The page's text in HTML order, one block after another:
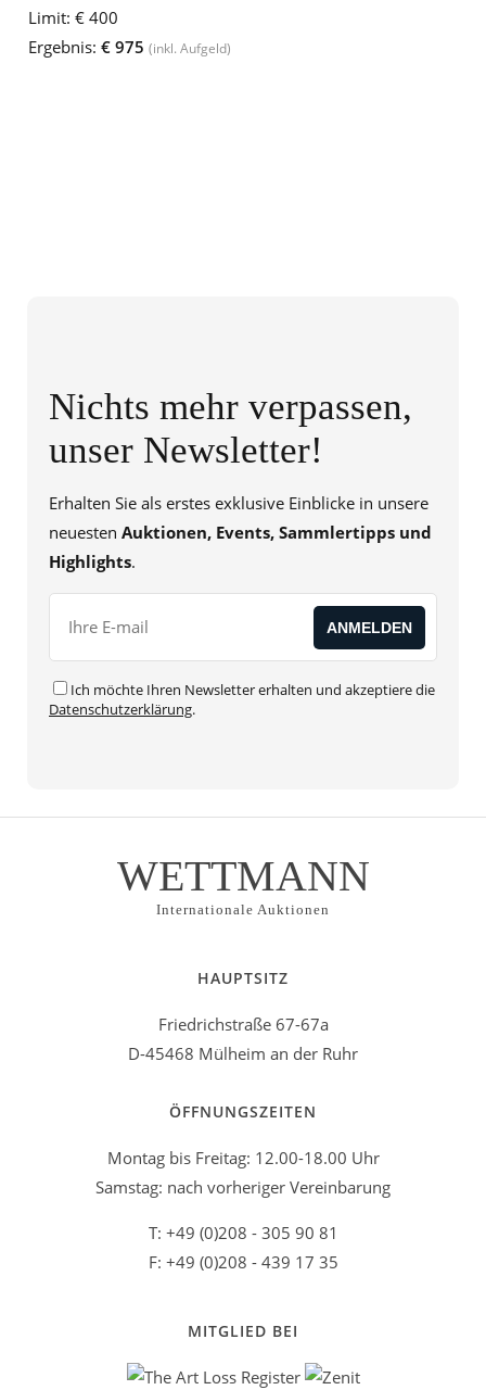
Limit: € 400
Ergebnis: € 975 (inkl. Aufgeld)
Nichts mehr verpassen,
unser Newsletter!
Erhalten Sie als erstes exklusive Einblicke in unsere
neuesten Auktionen, Events, Sammlertipps und
Highlights.
Ich möchte Ihren Newsletter erhalten und akzeptiere die
Datenschutzerklärung.
WETTMANN
Internationale Auktionen
HAUPTSITZ
Friedrichstraße 67-67a
D-45468 Mülheim an der Ruhr
ÖFFNUNGSZEITEN
Montag bis Freitag: 12.00-18.00 Uhr
Samstag: nach vorheriger Vereinbarung
T: +49 (0)208 - 305 90 81
F: +49 (0)208 - 439 17 35
MITGLIED BEI